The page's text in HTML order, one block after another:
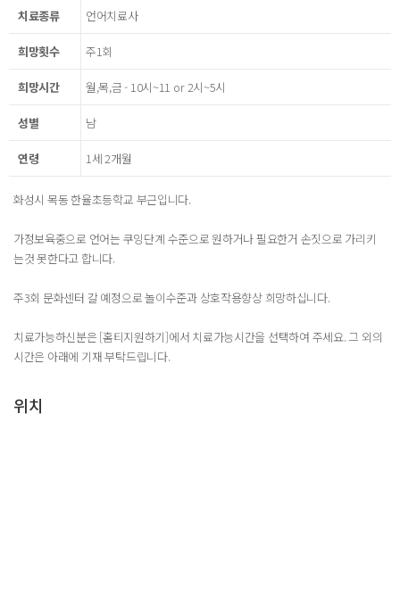
치료종류 언어치료사
희망횟수 주1회
희망시간 월,목,금 - 10시~11 or 2시~5시
성별 남
연령 1세 2개월
화성시 목동 한율초등학교 부근입니다.
가정보육중으로 언어는 쿠잉단계 수준으로 원하거나 필요한거 손짓으로 가리키
는것 못한다고 합니다.
주3회 문화센터 갈 예정으로 놀이수준과 상호작용향상 희망하십니다.
치료가능하신분은 [홈티지원하기]에서 치료가능시간을 선택하여 주세요. 그 외의
시간은 아래에 기재 부탁드립니다.
위치